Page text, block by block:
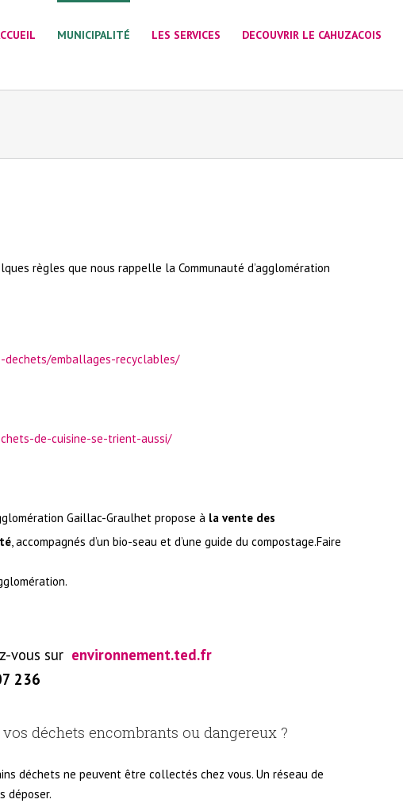
MUNICIPALITÉ LES SERVICES DECOUVRIR LE CAHUZACOIS
règles que nous rappelle la Communauté d’agglomération
emballages-recyclables/
de-cuisine-se-trient-aussi/
Gaillac-Graulhet propose à la vente des
, accompagnés d’un bio-seau et d’une guide du compostage.Faire
vous sur environnement.ted.fr
236
déchets encombrants ou dangereux ?
déchets ne peuvent être collectés chez vous. Un réseau de
déposer.